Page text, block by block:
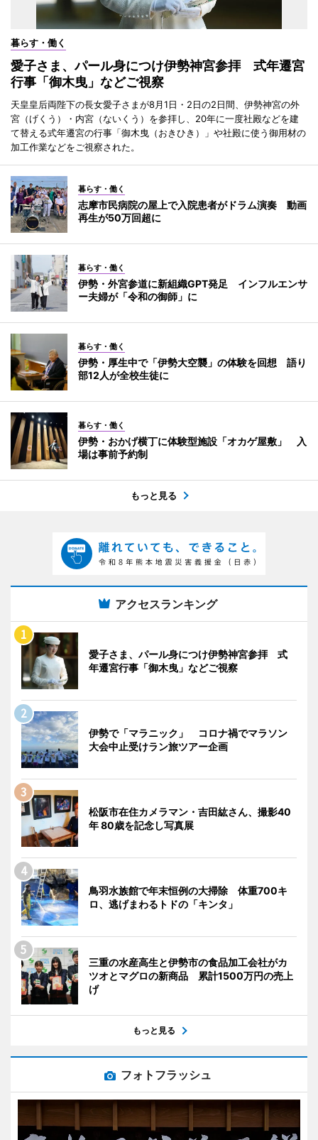
暮らす・働く
愛子さま、パール身につけ伊勢神宮参拝 式年遷宮
行事「御木曳」などご視察
天皇皇后両陛下の長女愛子さまが8月1日・2日の2日間、伊勢神宮の外
宮（げくう）・内宮（ないくう）を参拝し、20年に一度社殿などを建
て替える式年遷宮の行事「御木曳（おきひき）」や社殿に使う御用材の
加工作業などをご視察された。
暮らす・働く
志摩市民病院の屋上で入院患者がドラム演奏 動画
再生が50万回超に
暮らす・働く
伊勢・外宮参道に新組織GPT発足 インフルエンサ
ー夫婦が「令和の御師」に
暮らす・働く
伊勢・厚生中で「伊勢大空襲」の体験を回想 語り
部12人が全校生徒に
暮らす・働く
伊勢・おかげ横丁に体験型施設「オカゲ屋敷」 入
場は事前予約制
もっと見る
アクセスランキング
愛子さま、パール身につけ伊勢神宮参拝 式
年遷宮行事「御木曳」などご視察
伊勢で「マラニック」 コロナ禍でマラソン
大会中止受けラン旅ツアー企画
松阪市在住カメラマン・吉田紘さん、撮影40
年 80歳を記念し写真展
鳥羽水族館で年末恒例の大掃除 体重700キ
ロ、逃げまわるトドの「キンタ」
三重の水産高生と伊勢市の食品加工会社がカ
ツオとマグロの新商品 累計1500万円の売上
げ
もっと見る
フォトフラッシュ